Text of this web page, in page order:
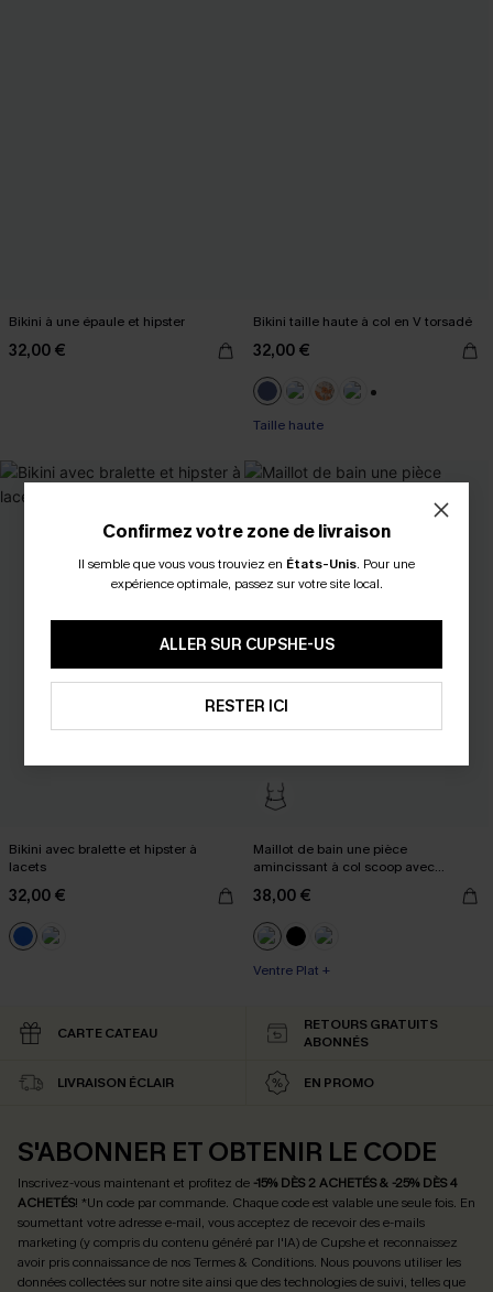
Bikini à une épaule et hipster
32,00 €
Bikini taille haute à col en V torsadé
32,00 €
Taille haute
Bikini avec bralette et hipster à
lacets
32,00 €
Maillot de bain une pièce
amincissant à col scoop avec
38,00 €
Ventre Plat +
Confirmez votre zone de livraison
Il semble que vous vous trouviez en États-Unis. Pour une
expérience optimale, passez sur votre site local.
ALLER SUR CUPSHE-US
RESTER ICI
CARTE CATEAU
RETOURS GRATUITS
ABONNÉS
LIVRAISON ÉCLAIR EN PROMO
S'ABONNER ET OBTENIR LE CODE
Inscrivez-vous maintenant et profitez de -15% DÈS 2 ACHETÉS & -25% DÈS 4
ACHETÉS! *Un code par commande. Chaque code est valable une seule fois. En
soumettant votre adresse e-mail, vous acceptez de recevoir des e-mails
marketing (y compris du contenu généré par l'IA) de Cupshe et reconnaissez
avoir pris connaissance de nosTermes & Conditions. Nous pouvons utiliser les
données collectées sur notre site ainsi que des technologies de suivi, telles que